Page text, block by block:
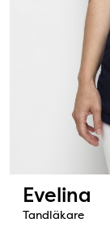
Evelina
Tandläkare